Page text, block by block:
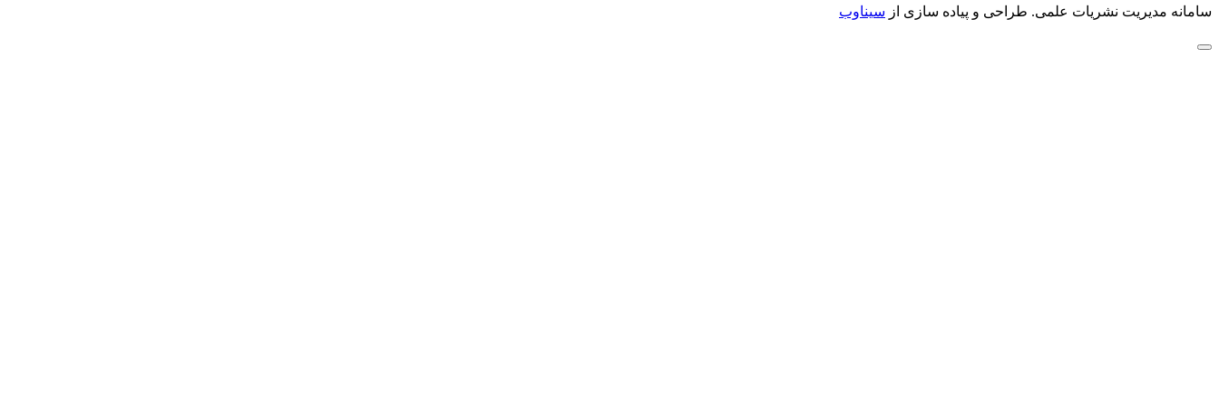
سامانه مدیریت نشریات علمی. طراحی و پیاده سازی از سیناوب